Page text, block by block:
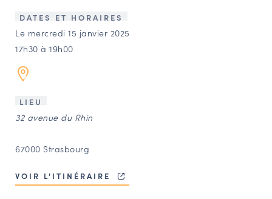
CONTACT
Agenda
Annuaire
BOURSE D’ÉCHANGE
DATES ET HORAIRES
Le mercredi 15 janvier 2025
17h30 à 19h00
LIEU
32 avenue du Rhin
67000 Strasbourg
VOIR L'ITINÉRAIRE